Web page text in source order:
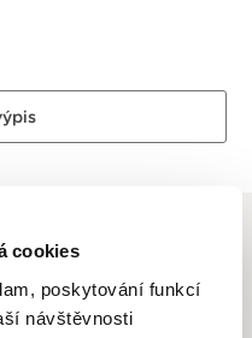
cookies
poskytování funkcí
návštěvnosti